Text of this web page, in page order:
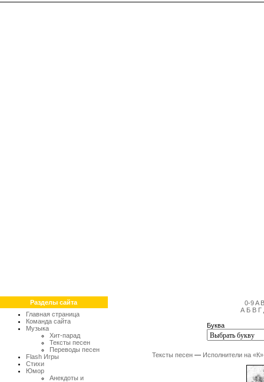
Разделы сайта
Главная страница
Команда сайта
Музыка
Хит-парад
Тексты песен
Переводы песен
Flash Игры
Стихи
Юмор
Анекдоты и
0-9 A
А Б В Г
Буква
Тексты песен — Исполнители на «К»